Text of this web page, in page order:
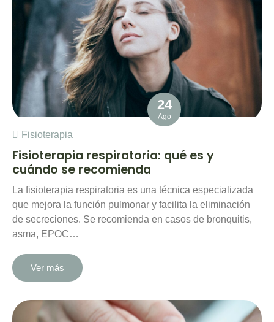
24
Ago
Fisioterapia
Fisioterapia respiratoria: qué es y
cuándo se recomienda
La fisioterapia respiratoria es una técnica especializada
que mejora la función pulmonar y facilita la eliminación
de secreciones. Se recomienda en casos de bronquitis,
asma, EPOC…
Ver más